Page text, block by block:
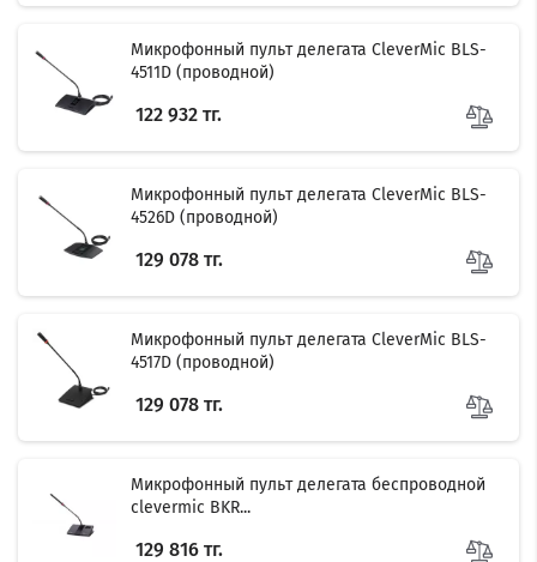
Микрофонный пульт делегата CleverMic BLS-
4511D (проводной)
122 932 тг.
Микрофонный пульт делегата CleverMic BLS-
4526D (проводной)
129 078 тг.
Микрофонный пульт делегата CleverMic BLS-
4517D (проводной)
129 078 тг.
Микрофонный пульт делегата беспроводной
clevermic BKR...
129 816 тг.